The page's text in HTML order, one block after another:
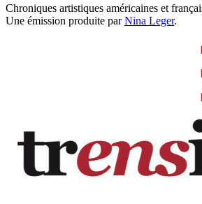
Chroniques artistiques américaines et
Une émission produite parNina Leger.